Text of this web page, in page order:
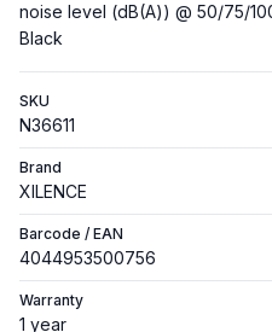
noise level (dB(A)) @ 50/75/
Black
SKU
N36611
Brand
XILENCE
Barcode / EAN
4044953500756
Warranty
1 year